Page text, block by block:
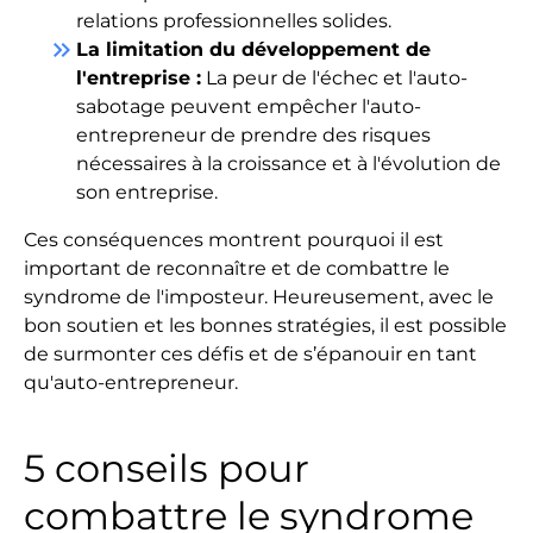
relations professionnelles solides.
keyboard_double_arrow_right La limitation du développement de
l'entreprise : La peur de l'échec et l'auto-
sabotage peuvent empêcher l'auto-
entrepreneur de prendre des risques
nécessaires à la croissance et à l'évolution de
son entreprise.
Ces conséquences montrent pourquoi il est
important de reconnaître et de combattre le
syndrome de l'imposteur. Heureusement, avec le
bon soutien et les bonnes stratégies, il est possible
de surmonter ces défis et de s’épanouir en tant
qu'auto-entrepreneur.
5 conseils pour
combattre le syndrome